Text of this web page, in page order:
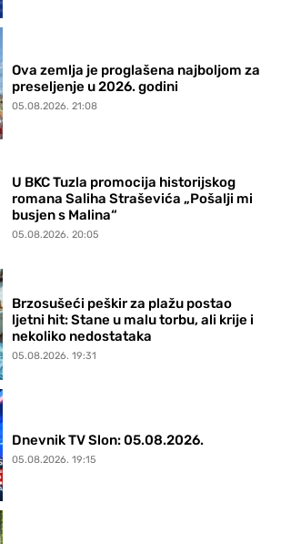
Ova zemlja je proglašena najboljom za
preseljenje u 2026. godini
05.08.2026. 21:08
U BKC Tuzla promocija historijskog
romana Saliha Straševića „Pošalji mi
busjen s Malina“
05.08.2026. 20:05
Brzosušeći peškir za plažu postao
ljetni hit: Stane u malu torbu, ali krije i
nekoliko nedostataka
05.08.2026. 19:31
Dnevnik TV Slon: 05.08.2026.
05.08.2026. 19:15